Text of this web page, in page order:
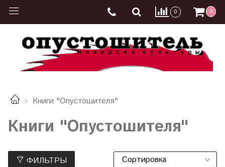
0 0
Книги "Опустошителя"
Книги "Опустошителя"
ФИЛЬТРЫ